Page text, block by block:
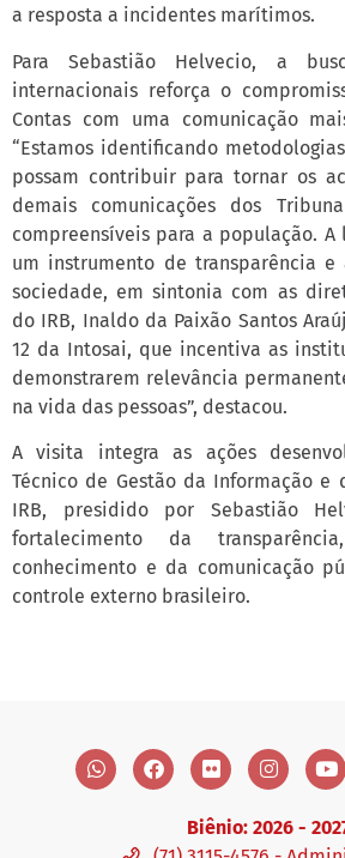
a resposta a incidentes marítimos.
Para Sebastião Helvecio, a
internacionais reforça o
Contas com uma comunicação
“Estamos identificando
possam contribuir para tornar os
demais comunicações dos
compreensíveis para a população. A
um instrumento de transparência e
sociedade, em sintonia com as
do IRB, Inaldo da Paixão Santos
12 da Intosai, que incentiva as
demonstrarem relevância
na vida das pessoas”, destacou.
A visita integra as ações
Técnico de Gestão da Informação e
IRB, presidido por Sebastião
fortalecimento da
conhecimento e da comunicação
controle externo brasileiro.
Biênio: 2026 -